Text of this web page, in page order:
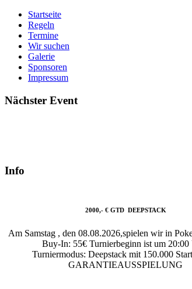
Startseite
Regeln
Termine
Wir suchen
Galerie
Sponsoren
Impressum
Nächster Event
Info
2000,- € GTD DEEPSTACK
Am Samstag , den 08.08.2026,spielen wir in
Buy-In: 55€ Turnierbeginn ist um 20:00
Turniermodus: Deepstack mit 150.000
GARANTIEAUSSPIELUNG